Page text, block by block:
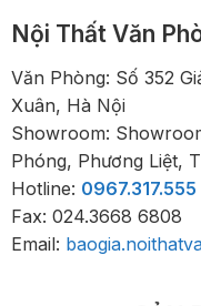
Nội Thất Văn
Văn Phòng: Số 352
Xuân, Hà Nội
Showroom:
Phóng, Phương Liệt,
Hotline: 0967.317.555
Fax: 024.3668 6808
Email: